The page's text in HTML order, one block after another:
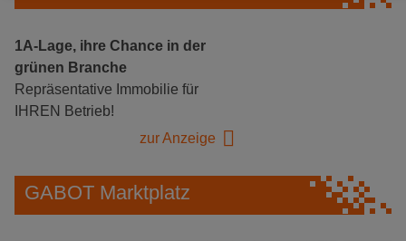
1A-Lage, ihre Chance in der
grünen Branche
Repräsentative Immobilie für
IHREN Betrieb!
zur Anzeige
GABOT Marktplatz